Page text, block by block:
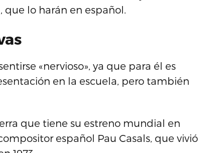
que lo harán en español.
«nervioso», ya que para él es
en la escuela, pero también
que tiene su estreno mundial en
español Pau Casals, que vivió